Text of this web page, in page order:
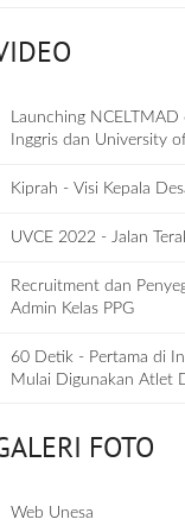
Launching NCELTMAD
Inggris dan University
Kiprah - Visi Kepala
UVCE 2022 - Jalan
Recruitment dan
Admin Kelas PPG
60 Detik - Pertama di
Mulai Digunakan Atlet
FOTO
Web Unesa